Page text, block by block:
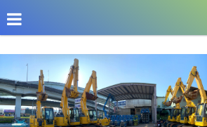
公司介紹 最新消息